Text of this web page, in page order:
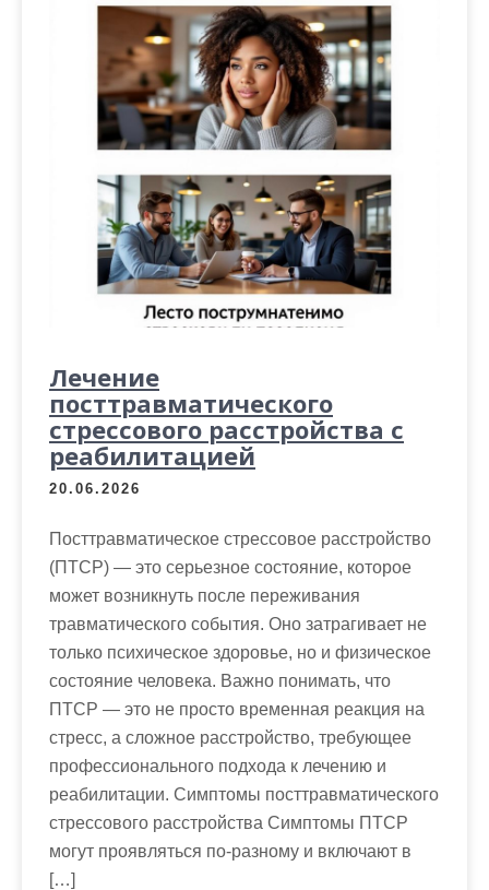
Лечение
посттравматического
стрессового расстройства с
реабилитацией
20.06.2026
Посттравматическое стрессовое расстройство
(ПТСР) — это серьезное состояние, которое
может возникнуть после переживания
травматического события. Оно затрагивает не
только психическое здоровье, но и физическое
состояние человека. Важно понимать, что
ПТСР — это не просто временная реакция на
стресс, а сложное расстройство, требующее
профессионального подхода к лечению и
реабилитации. Симптомы посттравматического
стрессового расстройства Симптомы ПТСР
могут проявляться по-разному и включают в
[…]